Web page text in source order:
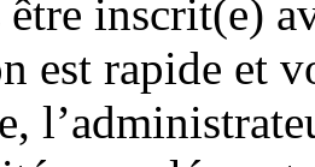
être inscrit(e)
est rapide et